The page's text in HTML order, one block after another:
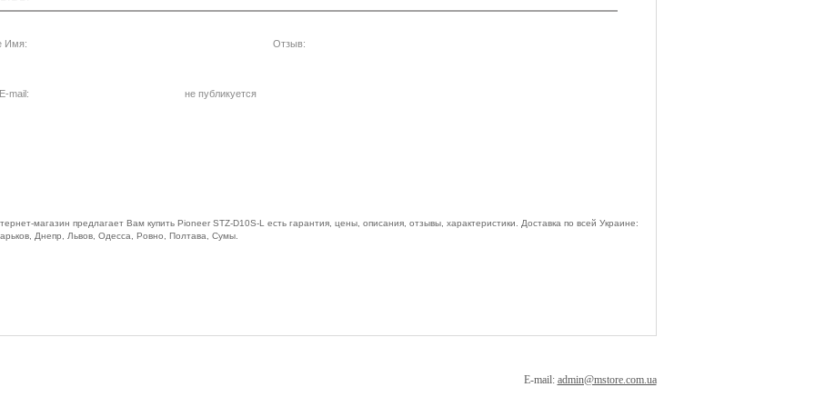
Имя: Отзыв:
не публикуется
mail:
магазин предлагает Вам купить Pioneer STZ-D10S-L есть гарантия, цены, описания, отзывы, характеристики. Доставка по всей Украине:
Днепр, Львов, Одесса, Ровно, Полтава, Сумы.
E-mail: admin@mstore.com.ua